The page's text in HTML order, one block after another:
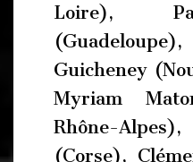
Loire),
Guicheney
Myriam
Rhône-
(Corse),